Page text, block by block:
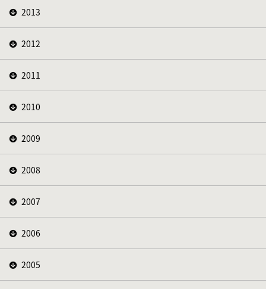
2013
2012
2011
2010
2009
2008
2007
2006
2005